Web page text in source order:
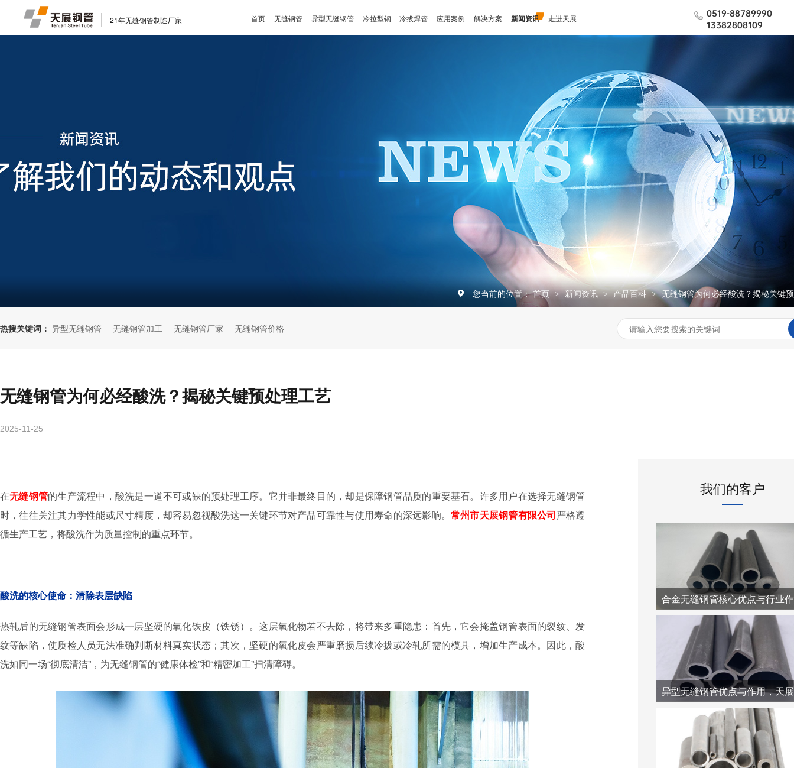
21年无缝钢管制造厂家 首页 无缝钢管 异型无缝钢管 冷拉型钢 冷拔焊管 应用案例 解决方案 新闻资讯 走进天展
0519-88789990
13382808109
您当前的位置： 首页 > 新闻资讯 > 产品百科 > 无缝钢管为何必经酸洗？揭秘关键
热搜关键词： 异型无缝钢管 无缝钢管加工 无缝钢管厂家 无缝钢管价格
无缝钢管为何必经酸洗？揭秘关键预处理工艺
2025-11-25
在无缝钢管的生产流程中，酸洗是一道不可或缺的预处理工序。它并非最终目的，却是保障钢管品质的重要基石。许多用户在选择无缝钢管
时，往往关注其力学性能或尺寸精度，却容易忽视酸洗这一关键环节对产品可靠性与使用寿命的深远影响。 常州市天展钢管有限公司严格遵
循生产工艺，将酸洗作为质量控制的重点环节。
酸洗的核心使命：清除表层缺陷
热轧后的无缝钢管表面会形成一层坚硬的氧化铁皮（铁锈）。这层氧化物若不去除，将带来多重隐患：首先，它会掩盖钢管表面的裂纹、发
纹等缺陷，使质检人员无法准确判断材料真实状态；其次，坚硬的氧化皮会严重磨损后续冷拔或冷轧所需的模具，增加生产成本。因此，酸
洗如同一场“彻底清洁”，为无缝钢管的“健康体检”和“精密加工”扫清障碍。
我们的客户